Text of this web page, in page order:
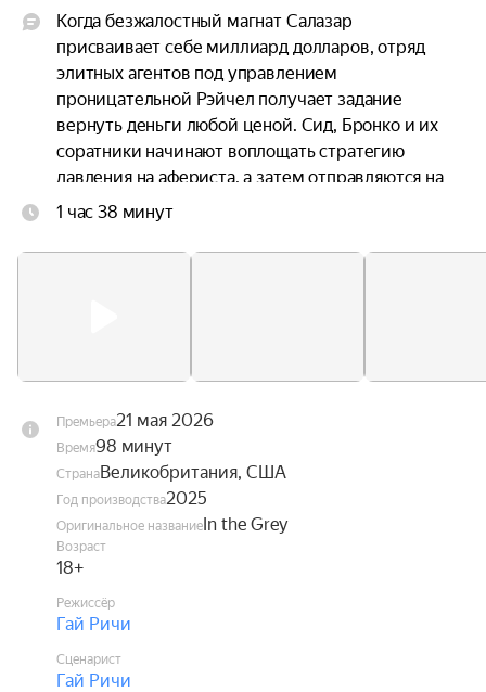
Когда безжалостный магнат Салазар
присваивает себе миллиард долларов, отряд
элитных агентов под управлением
проницательной Рэйчел получает задание
вернуть деньги любой ценой. Сид, Бронко и их
соратники начинают воплощать стратегию
давления на афериста, а затем отправляются на
остров Салазара, где проявляют все свои навыки
внезапно ситуация выходит из-под контроля.
1 час 38 минут
Премьера21 мая 2026
Время98 минут
СтранаВеликобритания, США
Год производства2025
Оригинальное названиеIn the Grey
Возраст
18+
Режиссёр
Гай Ричи
Сценарист
Гай Ричи